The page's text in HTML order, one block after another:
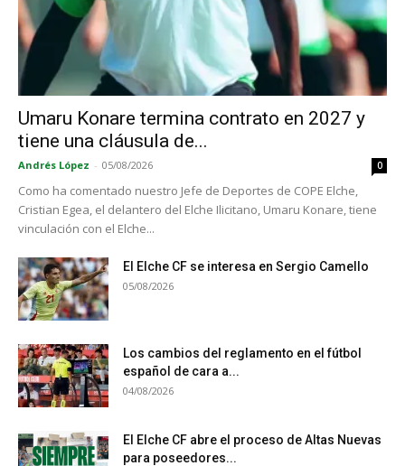
Umaru Konare termina contrato en 2027 y
tiene una cláusula de...
Andrés López - 05/08/2026 0
Como ha comentado nuestro Jefe de Deportes de COPE Elche,
Cristian Egea, el delantero del Elche Ilicitano, Umaru Konare, tiene
vinculación con el Elche...
El Elche CF se interesa en Sergio Camello
05/08/2026
Los cambios del reglamento en el fútbol
español de cara a...
04/08/2026
El Elche CF abre el proceso de Altas Nuevas
para poseedores...